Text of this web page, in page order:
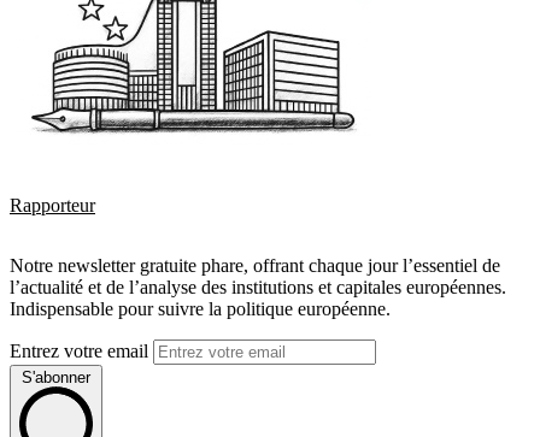
Rapporteur
Notre newsletter gratuite phare, offrant chaque jour l’essentiel de
l’actualité et de l’analyse des institutions et capitales européennes.
Indispensable pour suivre la politique européenne.
Entrez votre email
S'abonner